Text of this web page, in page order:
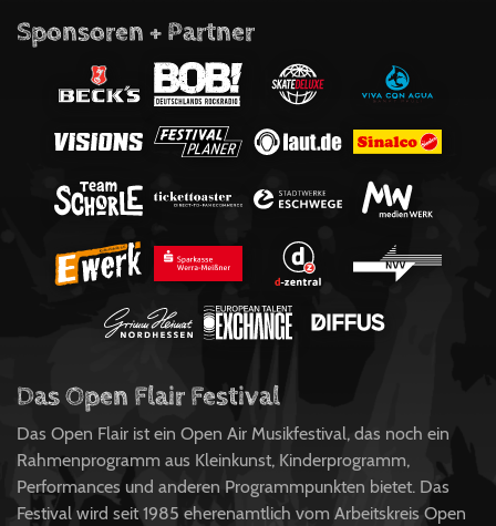
Sponsoren + Partner
Das Open Flair Festival
Das Open Flair ist ein Open Air Musikfestival, das noch ein
Rahmenprogramm aus Kleinkunst, Kinderprogramm,
Performances und anderen Programmpunkten bietet. Das
Festival wird seit 1985 eherenamtlich vom Arbeitskreis Open